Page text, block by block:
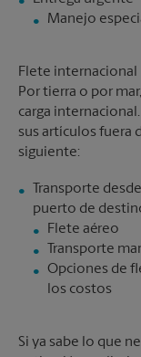
Manejo
Flete internacional
Por tierra o por
carga
sus artículos fuera
siguiente:
Transporte
Flete aéreo
Transporte
Opciones de
los costos
Si ya sabe lo que